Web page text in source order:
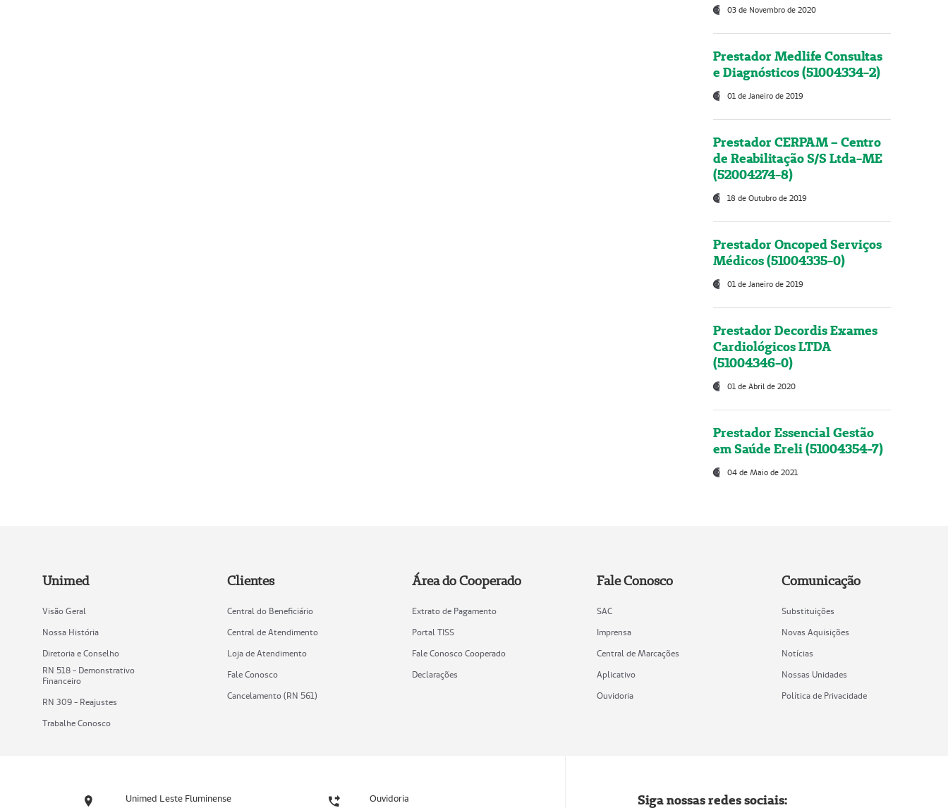
03 de Novembro de 2020
Prestador Medlife Consultas
e Diagnósticos (51004334-2)
01 de Janeiro de 2019
Prestador CERPAM – Centro
de Reabilitação S/S Ltda-ME
(52004274-8)
18 de Outubro de 2019
Prestador Oncoped Serviços
Médicos (51004335-0)
01 de Janeiro de 2019
Prestador Decordis Exames
Cardiológicos LTDA
(51004346-0)
01 de Abril de 2020
Prestador Essencial Gestão
em Saúde Ereli (51004354-7)
04 de Maio de 2021
Unimed
Visão Geral
Nossa História
Diretoria e Conselho
RN 518 - Demonstrativo
Financeiro
RN 309 - Reajustes
Trabalhe Conosco
Clientes
Central do Beneficiário
Central de Atendimento
Loja de Atendimento
Fale Conosco
Cancelamento (RN 561)
Área do Cooperado
Extrato de Pagamento
Portal TISS
Fale Conosco Cooperado
Declarações
Fale Conosco
SAC
Imprensa
Central de Marcações
Aplicativo
Ouvidoria
Comunicação
Substituições
Novas Aquisições
Notícias
Nossas Unidades
Política de Privacidade
Unimed Leste Fluminense Ouvidoria Siga nossas redes sociais: